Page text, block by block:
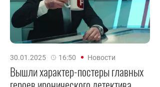
30.01.2025 16:50 Новости
Вышли характер-постеры главных